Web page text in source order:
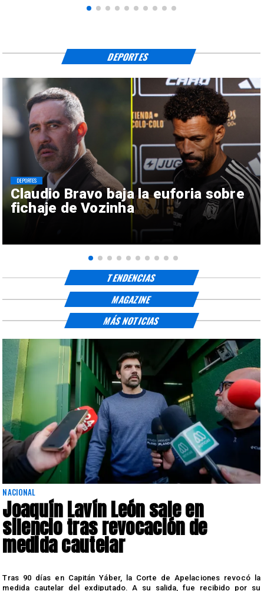
Claudio Bravo baja la euforia sobre
fichaje de Vozinha
DEPORTES
DEPORTES
TENDENCIAS
MAGAZINE
NACIONAL
Joaquín Lavín León sale en
silencio tras revocación de
medida cautelar
Tras 90 días en Capitán Yáber, la Corte de Apelaciones revocó la
medida cautelar del exdiputado. A su salida, fue recibido por su
MÁS NOTICIAS